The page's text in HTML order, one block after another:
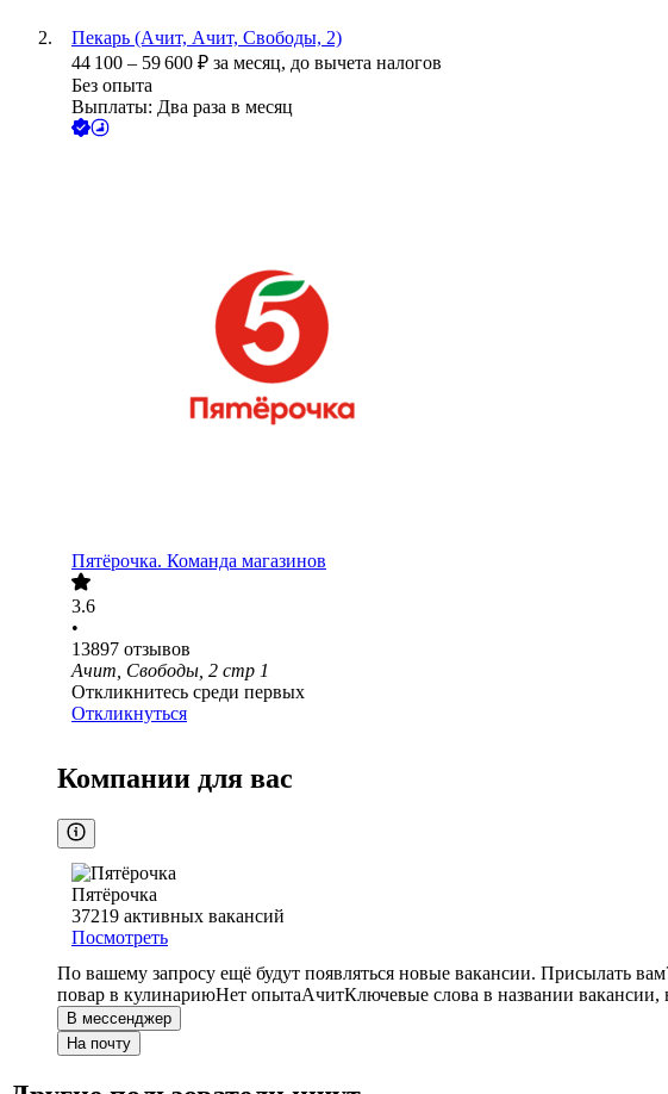
Пекарь (Ачит, Ачит, Свободы, 2)
44 100 – 59 600 ₽ за месяц, до вычета налогов
Без опыта
Выплаты: Два раза в месяц
Пятёрочка. Команда магазинов
3.6
•
13897 отзывов
Ачит, Свободы, 2 стр 1
Откликнитесь среди первых
Откликнуться
Компании для вас
Пятёрочка
37219 активных вакансий
Посмотреть
По вашему запросу ещё будут появляться новые вакансии. Присылать
повар в кулинариюНет опытаАчитКлючевые слова в названии
В мессенджер
На почту